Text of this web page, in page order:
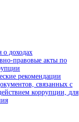
о доходах
правовые акты по
рекомендации
связанных с
коррупции, для